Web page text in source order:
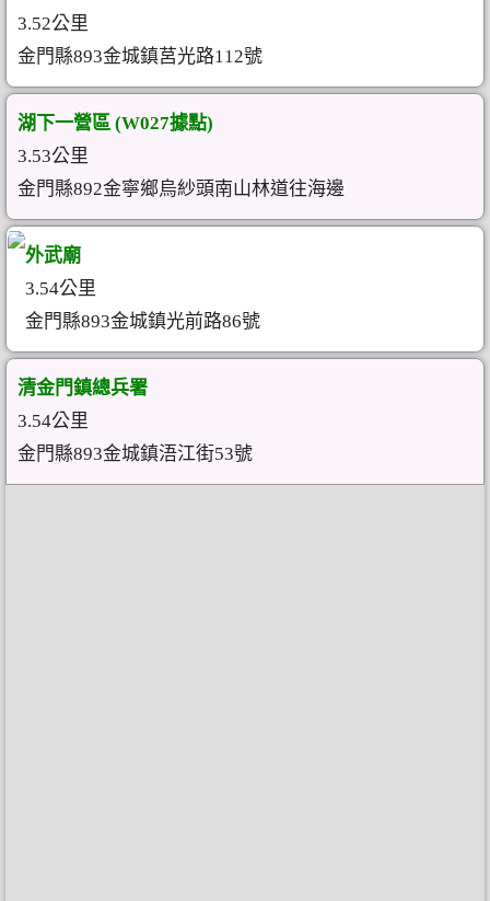
3.52公里
金門縣893金城鎮莒光路112號
湖下一營區 (W027據點)
3.53公里
金門縣892金寧鄉烏紗頭南山林道往海邊
外武廟
3.54公里
金門縣893金城鎮光前路86號
清金門鎮總兵署
3.54公里
金門縣893金城鎮浯江街53號